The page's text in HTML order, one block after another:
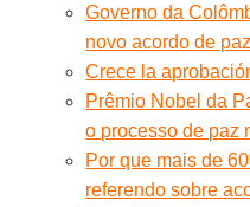
Governo da
novo acordo de paz
Crece la
Prêmio Nobel da
o processo de paz
Por que mais de
referendo sobre